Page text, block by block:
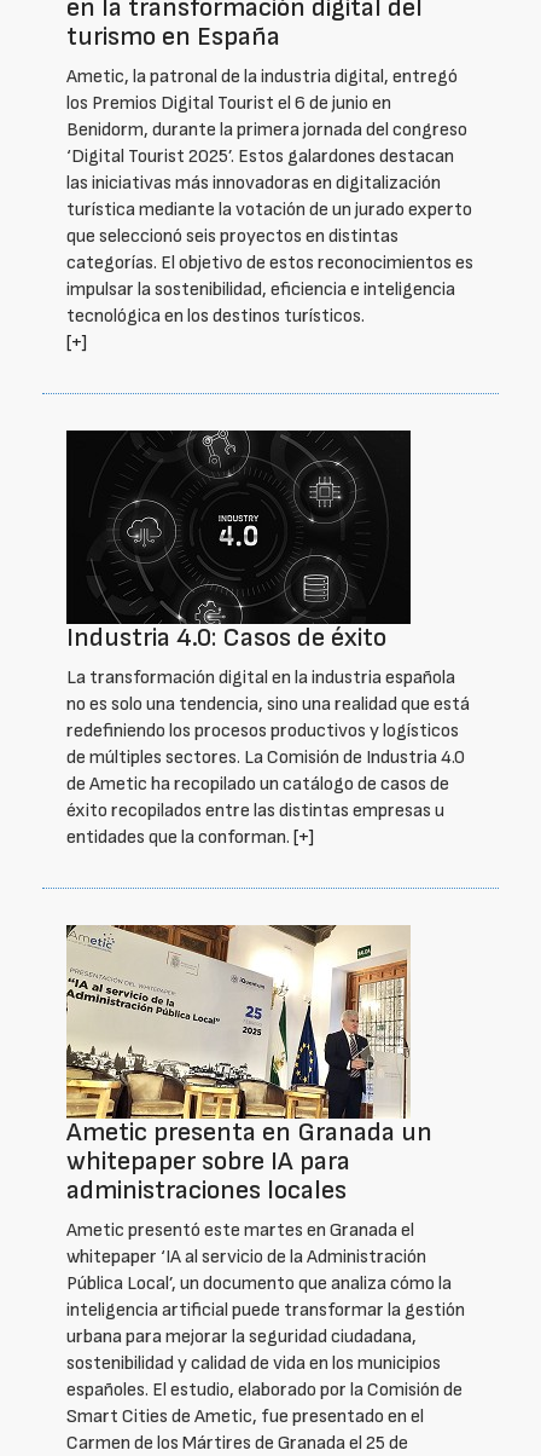
en la transformación digital del
turismo en España
Ametic, la patronal de la industria digital, entregó
los Premios Digital Tourist el 6 de junio en
Benidorm, durante la primera jornada del congreso
‘Digital Tourist 2025’. Estos galardones destacan
las iniciativas más innovadoras en digitalización
turística mediante la votación de un jurado experto
que seleccionó seis proyectos en distintas
categorías. El objetivo de estos reconocimientos es
impulsar la sostenibilidad, eficiencia e inteligencia
tecnológica en los destinos turísticos.
[+]
Industria 4.0: Casos de éxito
La transformación digital en la industria española
no es solo una tendencia, sino una realidad que está
redefiniendo los procesos productivos y logísticos
de múltiples sectores. La Comisión de Industria 4.0
de Ametic ha recopilado un catálogo de casos de
éxito recopilados entre las distintas empresas u
entidades que la conforman. [+]
Ametic presenta en Granada un
whitepaper sobre IA para
administraciones locales
Ametic presentó este martes en Granada el
whitepaper ‘IA al servicio de la Administración
Pública Local’, un documento que analiza cómo la
inteligencia artificial puede transformar la gestión
urbana para mejorar la seguridad ciudadana,
sostenibilidad y calidad de vida en los municipios
españoles. El estudio, elaborado por la Comisión de
Smart Cities de Ametic, fue presentado en el
Carmen de los Mártires de Granada el 25 de